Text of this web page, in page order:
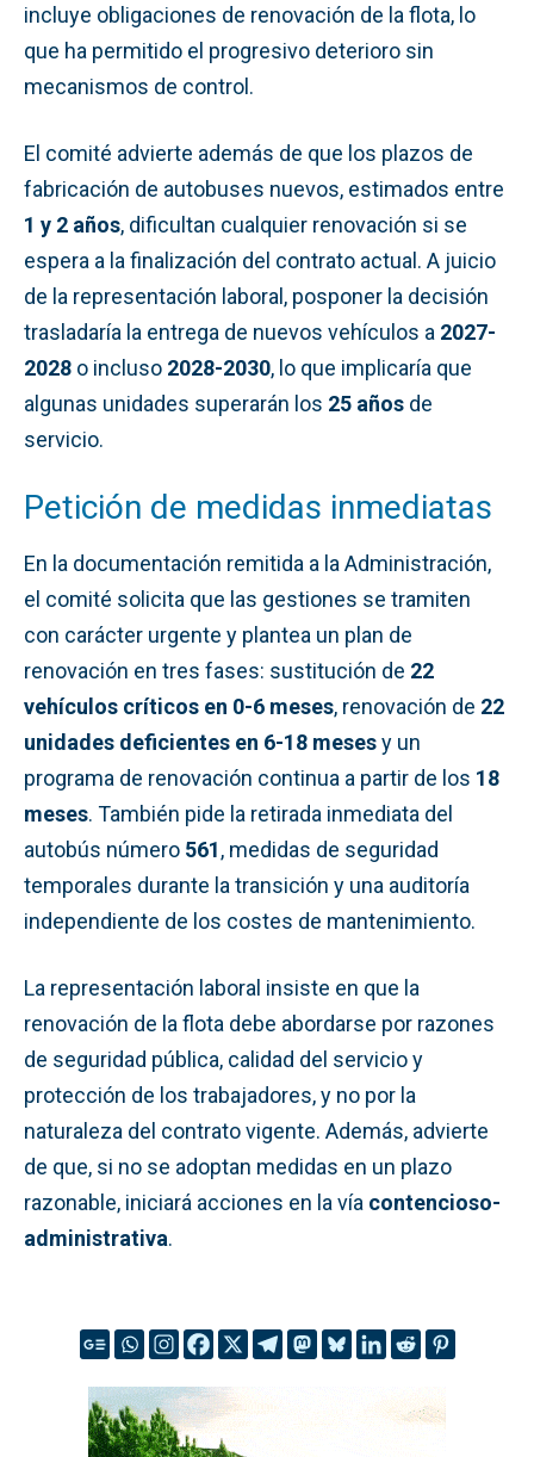
incluye obligaciones de renovación de la flota, lo
que ha permitido el progresivo deterioro sin
mecanismos de control.
El comité advierte además de que los plazos de
fabricación de autobuses nuevos, estimados entre
1 y 2 años, dificultan cualquier renovación si se
espera a la finalización del contrato actual. A juicio
de la representación laboral, posponer la decisión
trasladaría la entrega de nuevos vehículos a 2027-
2028 o incluso 2028-2030, lo que implicaría que
algunas unidades superarán los 25 años de
servicio.
Petición de medidas inmediatas
En la documentación remitida a la Administración,
el comité solicita que las gestiones se tramiten
con carácter urgente y plantea un plan de
renovación en tres fases: sustitución de 22
vehículos críticos en 0-6 meses, renovación de 22
unidades deficientes en 6-18 mesesy un
programa de renovación continua a partir de los 18
meses. También pide la retirada inmediata del
autobús número 561, medidas de seguridad
temporales durante la transición y una auditoría
independiente de los costes de mantenimiento.
La representación laboral insiste en que la
renovación de la flota debe abordarse por razones
de seguridad pública, calidad del servicio y
protección de los trabajadores, y no por la
naturaleza del contrato vigente. Además, advierte
de que, si no se adoptan medidas en un plazo
razonable, iniciará acciones en la vía contencioso-
administrativa.